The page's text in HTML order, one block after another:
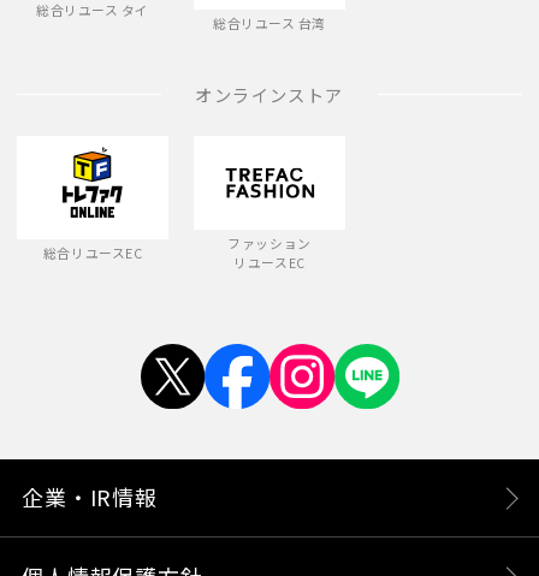
総合リユース タイ
総合リユース 台湾
オンラインストア
総合リユースEC
ファッション
リユースEC
企業・IR情報